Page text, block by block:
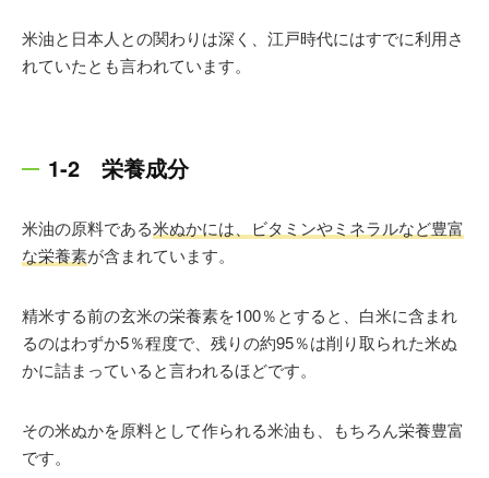
米油と日本人との関わりは深く、江戸時代にはすでに利用さ
れていたとも言われています。
1-2 栄養成分
米油の原料である米ぬかには、ビタミンやミネラルなど豊富
な栄養素が含まれています。
精米する前の玄米の栄養素を100％とすると、白米に含まれ
るのはわずか5％程度で、残りの約95％は削り取られた米ぬ
かに詰まっていると言われるほどです。
その米ぬかを原料として作られる米油も、もちろん栄養豊富
です。